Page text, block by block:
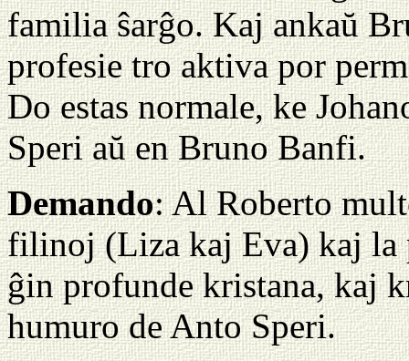
familia ŝarĝo. Kaj ankaŭ
profesie tro aktiva por
Do estas normale, ke
Speri aŭ en Bruno Banfi.
Demando: Al Roberto
filinoj (Liza kaj Eva) kaj la
ĝin profunde kristana, kaj
humuro de Anto Speri.